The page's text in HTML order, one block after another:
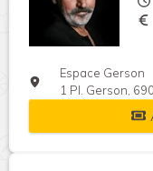
Espace Gerson
1 Pl. Gerson,